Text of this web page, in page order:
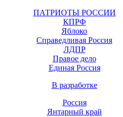
ПАТРИОТЫ РОССИИ
КПРФ
Яблоко
Справедливая Россия
ЛДПР
Правое дело
Единая Россия
В разработке
Россия
Янтарный край